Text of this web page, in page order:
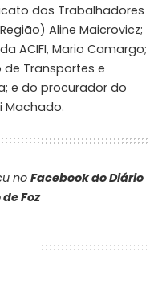
dos Trabalhadores
Aline Maicrovicz;
ACIFI, Mario Camargo;
Transportes e
e do procurador do
Machado.
no Facebook do Diário
Foz